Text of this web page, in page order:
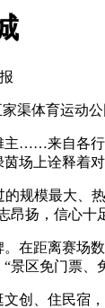
育运动公园
来自各行各
场上诠释着对
规模最大、热
昂扬，信心十
距离赛场数
景区免门票、
、住民宿，